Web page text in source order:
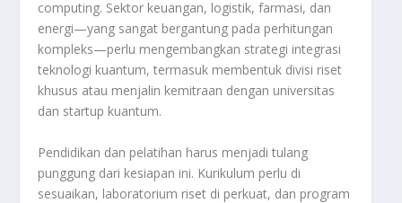
computing. Sektor keuangan, logistik, farmasi, dan
energi—yang sangat bergantung pada perhitungan
kompleks—perlu mengembangkan strategi integrasi
teknologi kuantum, termasuk membentuk divisi riset
khusus atau menjalin kemitraan dengan universitas
dan startup kuantum.
Pendidikan dan pelatihan harus menjadi tulang
punggung dari kesiapan ini. Kurikulum perlu di
sesuaikan, laboratorium riset di perkuat, dan program